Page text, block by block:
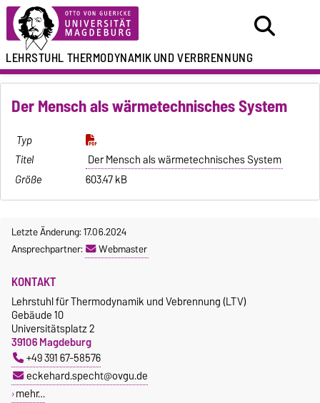
LEHRSTUHLTHERMODYNAMIKUND VERBRENNUNG
Der Mensch als wärmetechnisches System
Der Mensch als wärmetechnisches System
603.47 kB
Letzte Änderung: 17.06.2024
Ansprechpartner:
Webmaster
KONTAKT
Lehrstuhl für Thermodynamik und Vebrennung (LTV)
Gebäude 10
Universitätsplatz 2
39106 Magdeburg
+49 391 67-58576
eckehard.specht@ovgu.de
mehr…